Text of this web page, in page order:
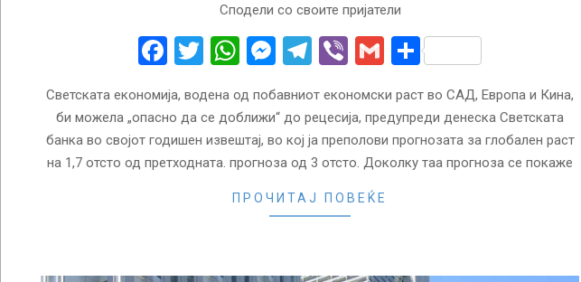
Сподели со своите пријатели
Facebook
Twitter
WhatsApp
Messenger
Telegram
ViberGmailShare
Светската економија, водена од побавниот економски раст во САД, Европа и Кина,
би можела „опасно да се доближи“ до рецесија, предупреди денеска Светската
банка во својот годишен извештај, во кој ја преполови прогнозата за глобален раст
на 1,7 отсто од претходната. прогноза од 3 отсто. Доколку таа прогноза се покаже
ПРОЧИТАЈ ПОВЕЌЕ